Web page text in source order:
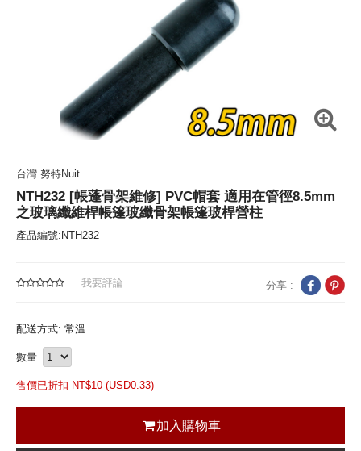
台灣 努特Nuit
NTH232 [帳蓬骨架維修] PVC帽套 適用在管徑8.5mm
之玻璃纖維桿帳篷玻纖骨架帳篷玻桿營柱
產品編號:NTH232
我要評論 分享 :
配送方式: 常溫
數量
售價已折扣 NT$10 (USD0.33)
加入購物車